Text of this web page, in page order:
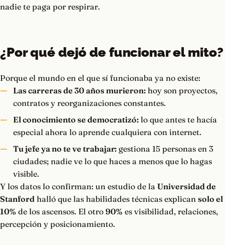
nadie te paga por respirar.
¿Por qué dejó de funcionar el mito?
Porque el mundo en el que sí funcionaba ya no existe:
Las carreras de 30 años murieron:hoy son proyectos,
contratos y reorganizaciones constantes.
El conocimiento se democratizó:lo que antes te hacía
especial ahora lo aprende cualquiera con internet.
Tu jefe ya no te ve trabajar:gestiona 15 personas en 3
ciudades; nadie ve lo que haces a menos que lo hagas
visible.
Y los datos lo confirman: un estudio de la Universidad de
Stanford halló que las habilidades técnicas explican solo el
10% de los ascensos. El otro 90% es visibilidad, relaciones,
percepción y posicionamiento.